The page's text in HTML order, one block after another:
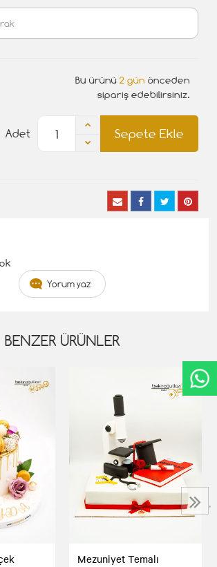
Bu ürünü 2 gün önceden
sipariş edebilirsiniz.
Sepete Ekle
Adet
Yorum yaz
BENZER ÜRÜNLER
Mezuniyet Temalı
›